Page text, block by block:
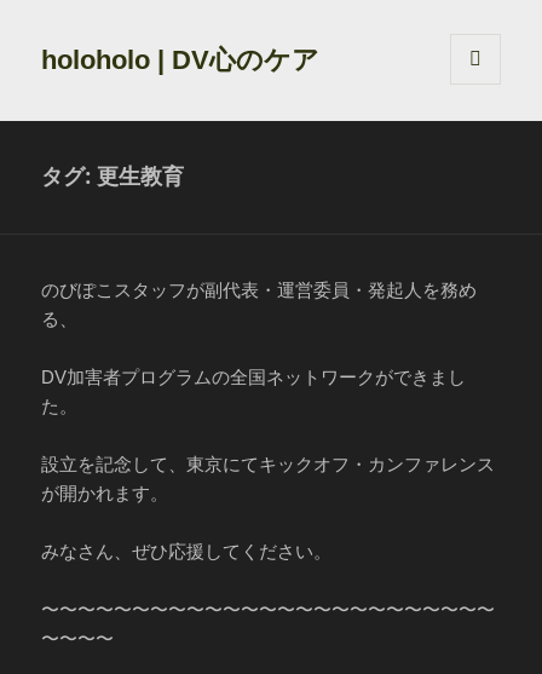
holoholo | DV心のケア
ーとウ
タグ:更生教育
のびぽこスタッフが副代表・運営委員・発起人を務め
る、
DV加害者プログラムの全国ネットワークができまし
た。
設立を記念して、東京にてキックオフ・カンファレンス
が開かれます。
みなさん、ぜひ応援してください。
〜〜〜〜〜〜〜〜〜〜〜〜〜〜〜〜〜〜〜〜〜〜〜〜〜
〜〜〜〜